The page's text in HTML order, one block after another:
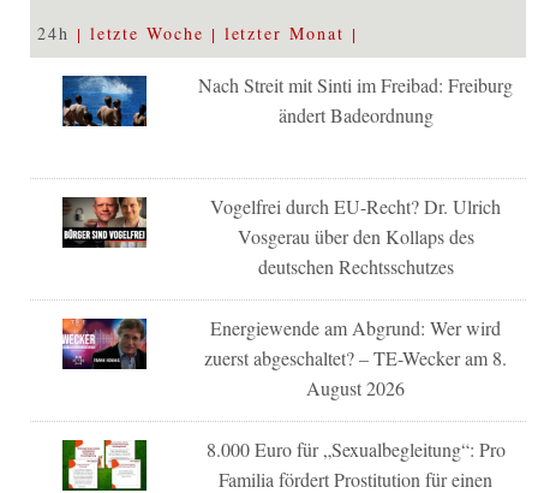
24h letzte Woche letzter Monat
Nach Streit mit Sinti im Freibad: Freiburg
ändert Badeordnung
Vogelfrei durch EU-Recht? Dr. Ulrich
Vosgerau über den Kollaps des
deutschen Rechtsschutzes
Energiewende am Abgrund: Wer wird
zuerst abgeschaltet? – TE-Wecker am 8.
August 2026
8.000 Euro für „Sexualbegleitung“: Pro
Familia fördert Prostitution für einen